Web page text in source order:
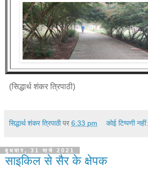
(सिद्धार्थ शंकर त्रिपाठी)
सिद्धार्थ शंकर त्रिपाठी पर 6:33 pm कोई टिप्पणी नहीं:
बुधवार, 31 मार्च 2021
साइकिल से सैर के क्षेपक